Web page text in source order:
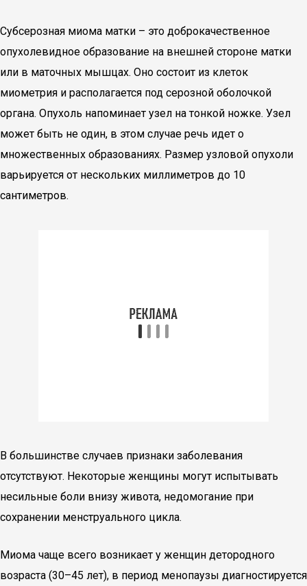
Субсерозная миома матки – это доброкачественное
опухолевидное образование на внешней стороне матки
или в маточных мышцах. Оно состоит из клеток
миометрия и располагается под серозной оболочкой
органа. Опухоль напоминает узел на тонкой ножке. Узел
может быть не один, в этом случае речь идет о
множественных образованиях. Размер узловой опухоли
варьируется от нескольких миллиметров до 10
сантиметров.
В большинстве случаев признаки заболевания
отсутствуют. Некоторые женщины могут испытывать
несильные боли внизу живота, недомогание при
сохранении менструального цикла.
Миома чаще всего возникает у женщин детородного
возраста (30–45 лет), в период менопаузы диагностируется